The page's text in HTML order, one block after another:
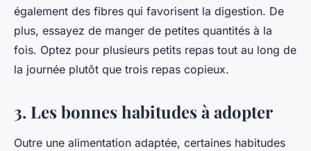
également des fibres qui favorisent la digestion. De
plus, essayez de manger de petites quantités à la
fois. Optez pour plusieurs petits repas tout au long de
la journée plutôt que trois repas copieux.
3. Les bonnes habitudes à adopter
Outre une alimentation adaptée, certaines habitudes